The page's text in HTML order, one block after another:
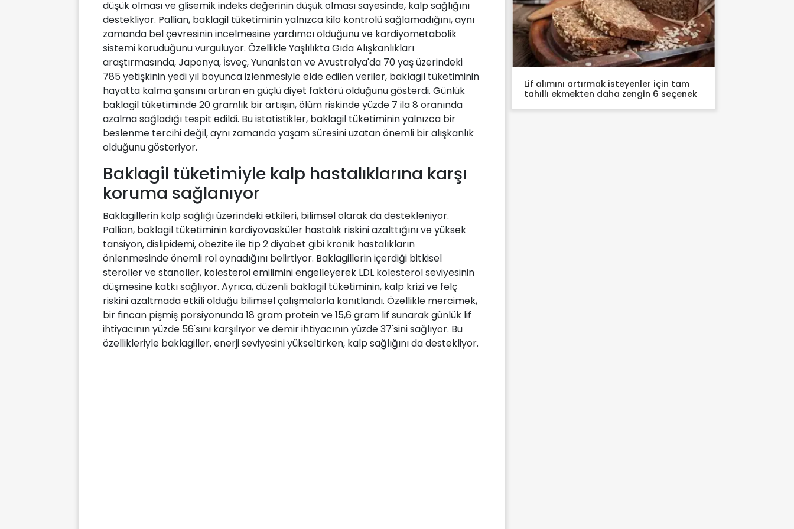
düşük olması ve glisemik indeks değerinin düşük olması sayesinde, kalp sağlığını
destekliyor. Pallian, baklagil tüketiminin yalnızca kilo kontrolü sağlamadığını, aynı
zamanda bel çevresinin incelmesine yardımcı olduğunu ve kardiyometabolik
sistemi koruduğunu vurguluyor. Özellikle Yaşlılıkta Gıda Alışkanlıkları
araştırmasında, Japonya, İsveç, Yunanistan ve Avustralya'da 70 yaş üzerindeki
785 yetişkinin yedi yıl boyunca izlenmesiyle elde edilen veriler, baklagil tüketiminin
hayatta kalma şansını artıran en güçlü diyet faktörü olduğunu gösterdi. Günlük
baklagil tüketiminde 20 gramlık bir artışın, ölüm riskinde yüzde 7 ila 8 oranında
azalma sağladığı tespit edildi. Bu istatistikler, baklagil tüketiminin yalnızca bir
beslenme tercihi değil, aynı zamanda yaşam süresini uzatan önemli bir alışkanlık
olduğunu gösteriyor.
Baklagil tüketimiyle kalp hastalıklarına karşı
koruma sağlanıyor
Baklagillerin kalp sağlığı üzerindeki etkileri, bilimsel olarak da destekleniyor.
Pallian, baklagil tüketiminin kardiyovasküler hastalık riskini azalttığını ve yüksek
tansiyon, dislipidemi, obezite ile tip 2 diyabet gibi kronik hastalıkların
önlenmesinde önemli rol oynadığını belirtiyor. Baklagillerin içerdiği bitkisel
steroller ve stanoller, kolesterol emilimini engelleyerek LDL kolesterol seviyesinin
düşmesine katkı sağlıyor. Ayrıca, düzenli baklagil tüketiminin, kalp krizi ve felç
riskini azaltmada etkili olduğu bilimsel çalışmalarla kanıtlandı. Özellikle mercimek,
bir fincan pişmiş porsiyonunda 18 gram protein ve 15,6 gram lif sunarak günlük lif
ihtiyacının yüzde 56'sını karşılıyor ve demir ihtiyacının yüzde 37'sini sağlıyor. Bu
özellikleriyle baklagiller, enerji seviyesini yükseltirken, kalp sağlığını da destekliyor.
Lif alımını artırmak isteyenler için tam
tahıllı ekmekten daha zengin 6 seçenek